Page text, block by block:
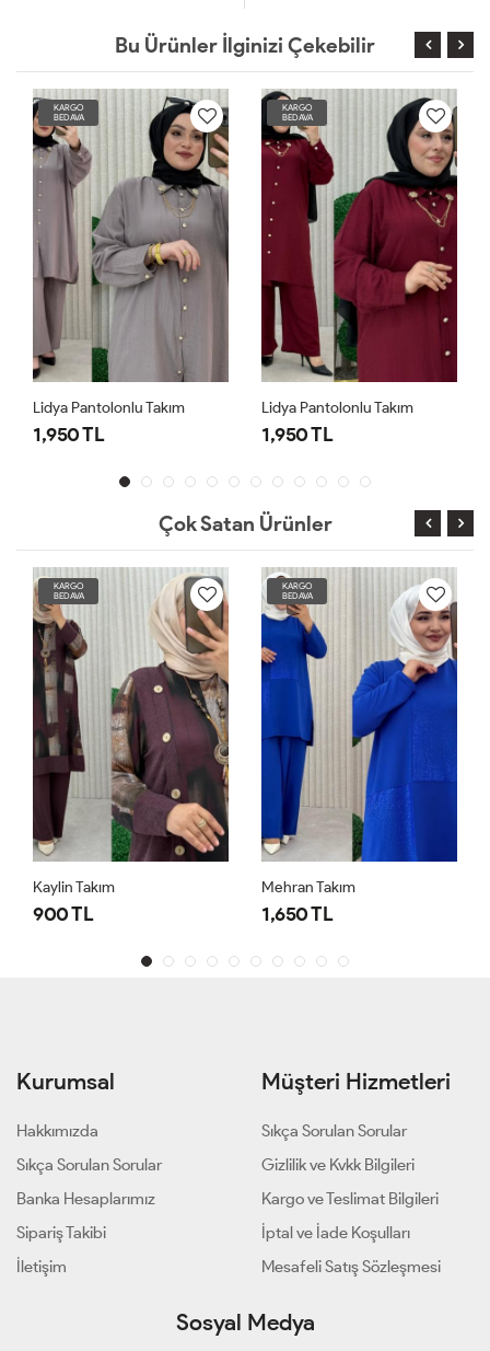
Bu Ürünler İlginizi Çekebilir
KARGO
BEDAVA
Lidya Pantolonlu Takım
1,950 TL
KARGO
BEDAVA
Lidya Pantolonlu Takım
1,950 TL
Çok Satan Ürünler
KARGO
BEDAVA
Kaylin Takım
900 TL
KARGO
BEDAVA
Mehran Takım
1,650 TL
Kurumsal
Hakkımızda
Sıkça Sorulan Sorular
Banka Hesaplarımız
Sipariş Takibi
İletişim
Müşteri Hizmetleri
Sıkça Sorulan Sorular
Gizlilik ve Kvkk Bilgileri
Kargo ve Teslimat Bilgileri
İptal ve İade Koşulları
Mesafeli Satış Sözleşmesi
Sosyal Medya